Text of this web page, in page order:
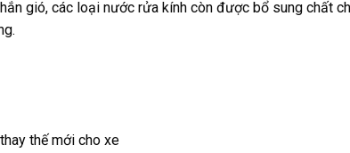
gió, các loại nước rửa kính còn được bổ sung chất
thế mới cho xe